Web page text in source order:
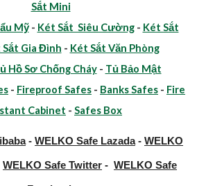
Sắt Mini
Mỹ- Két Sắt Siêu Cường- Két Sắt
Sắt Gia Đình - Két Sắt Văn Phòng
Hồ Sơ Chống Cháy- Tủ Bảo Mật
- Fireproof Safes - Banks Safes - Fire
Cabinet - Safes Box
- WELKO Safe Lazada- WELKO
WELKO Safe Twitter - WELKO Safe